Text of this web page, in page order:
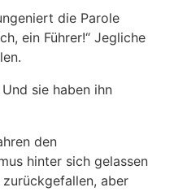
die Parole
ein Führer!“ Jegliche
sie haben ihn
den
hinter sich gelassen
aber